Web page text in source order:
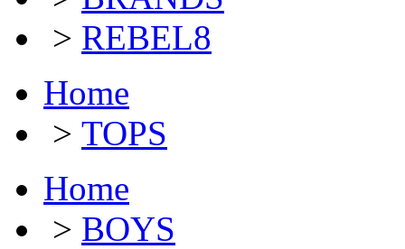
> REBEL8
Home
> TOPS
Home
> BOYS